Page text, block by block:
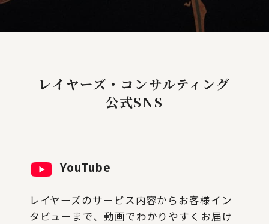
レイヤーズ・コンサルティング
公式SNS
YouTube
レイヤーズのサービス内容からお客様イン
タビューまで、動画でわかりやすくお届け